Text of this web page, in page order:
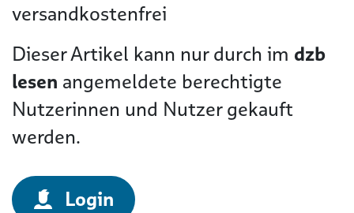
versandkostenfrei
Dieser Artikel kann nur durch im dzb
lesen angemeldete berechtigte
Nutzerinnen und Nutzer gekauft
werden.
Login